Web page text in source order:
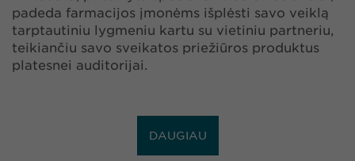
padeda farmacijos įmonėms išplėsti savo veiklą
tarptautiniu lygmeniu kartu su vietiniu partneriu,
teikiančiu savo sveikatos priežiūros produktus
platesnei auditorijai.
DAUGIAU